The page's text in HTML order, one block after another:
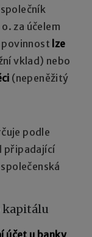
za účelem
lze
vklad) nebo
(nepeněžitý
podle
připadající
kapitálu
účet u banky,